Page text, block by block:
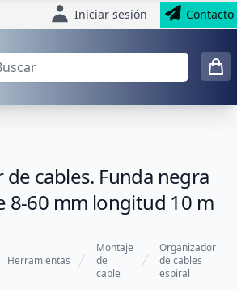
Iniciar sesión Contacto
cables. Funda negra
8-60 mm longitud 10 m
Herramientas
Montaje
de
cable
Organizador
de cables
espiral